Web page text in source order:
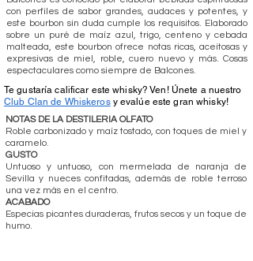
con perfiles de sabor grandes, audaces y potentes, y
este bourbon sin duda cumple los requisitos. Elaborado
sobre un puré de maíz azul, trigo, centeno y cebada
malteada, este bourbon ofrece notas ricas, aceitosas y
expresivas de miel, roble, cuero nuevo y más. Cosas
espectaculares como siempre de Balcones.
Te gustaría calificar este whisky? Ven! Únete a nuestro
Club Clan de Whiskerosy evalúe este gran whisky!
NOTAS DE LA DESTILERIA OLFATO
Roble carbonizado y maíz tostado, con toques de miel y
caramelo.
GUSTO
Untuoso y untuoso, con mermelada de naranja de
Sevilla y nueces confitadas, además de roble terroso
una vez más en el centro.
ACABADO
Especias picantes duraderas, frutos secos y un toque de
humo.